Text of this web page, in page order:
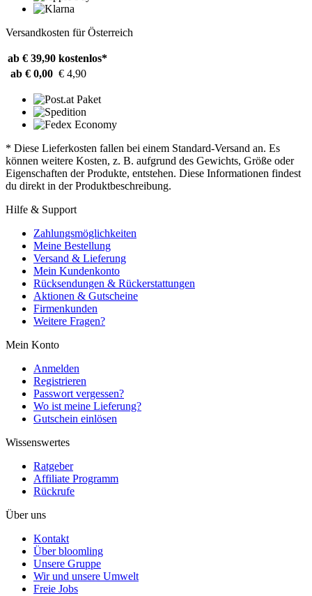
Versandkosten für Österreich
ab € 39,90 kostenlos*
ab € 0,00 € 4,90
* Diese Lieferkosten fallen bei einem Standard-Versand an. Es
können weitere Kosten, z. B. aufgrund des Gewichts, Größe oder
Eigenschaften der Produkte, entstehen. Diese Informationen findest
du direkt in der Produktbeschreibung.
Hilfe & Support
Zahlungsmöglichkeiten
Meine Bestellung
Versand & Lieferung
Mein Kundenkonto
Rücksendungen & Rückerstattungen
Aktionen & Gutscheine
Firmenkunden
Weitere Fragen?
Mein Konto
Anmelden
Registrieren
Passwort vergessen?
Wo ist meine Lieferung?
Gutschein einlösen
Wissenswertes
Ratgeber
Affiliate Programm
Rückrufe
Über uns
Kontakt
Über bloomling
Unsere Gruppe
Wir und unsere Umwelt
Freie Jobs